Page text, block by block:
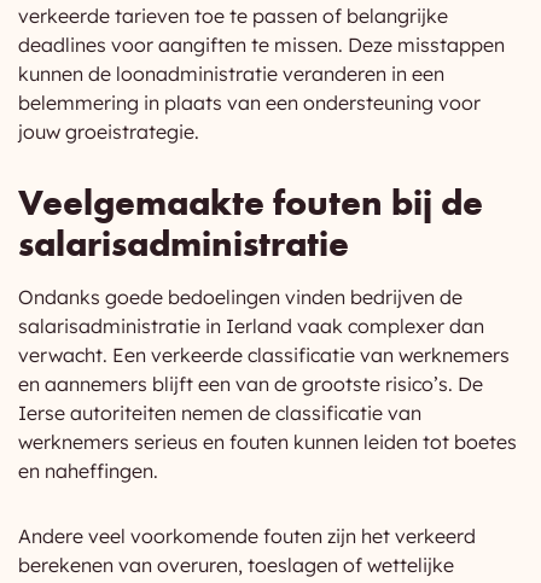
verkeerde tarieven toe te passen of belangrijke
deadlines voor aangiften te missen. Deze misstappen
kunnen de loonadministratie veranderen in een
belemmering in plaats van een ondersteuning voor
jouw groeistrategie.
Veelgemaakte fouten bij de
salarisadministratie
Ondanks goede bedoelingen vinden bedrijven de
salarisadministratie in Ierland vaak complexer dan
verwacht. Een verkeerde classificatie van werknemers
en aannemers blijft een van de grootste risico’s. De
Ierse autoriteiten nemen de classificatie van
werknemers serieus en fouten kunnen leiden tot boetes
en naheffingen.
Andere veel voorkomende fouten zijn het verkeerd
berekenen van overuren, toeslagen of wettelijke